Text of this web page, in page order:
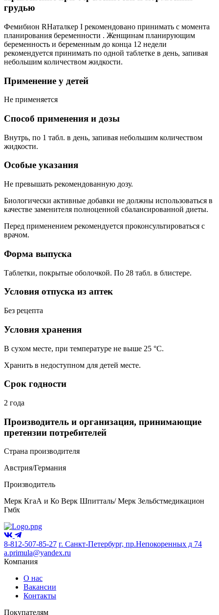
грудью
Фемибион RНаталкер I рекомендовано принимать с момента
планирования беременности . Женщинам планирующим
беременность и беременным до конца 12 недели
рекомендуется принимать по одной таблетке в день, запивая
небольшим количеством жидкости.
Применение у детей
Не применяется
Способ применения и дозы
Внутрь, по 1 табл. в день, запивая небольшим количеством
жидкости.
Особые указания
Не превышать рекомендованную дозу.
Биологически активные добавки не должны использоваться в
качестве заменителя полноценной сбалансированной диеты.
Перед применением рекомендуется проконсультироваться с
врачом.
Форма выпуска
Таблетки, покрытые оболочкой. По 28 табл. в блистере.
Условия отпуска из аптек
Без рецепта
Условия хранения
В сухом месте, при температуре не выше 25 °C.
Хранить в недоступном для детей месте.
Срок годности
2 года
Производитель и организация, принимающие
претензии потребителей
Страна производителя
Австрия/Германия
Производитель
Мерк КгаА и Ко Верк Шпитталь/ Мерк Зельбстмедикацион
Гмбх
8-812-507-85-27 г. Санкт-Петербург, пр.Непокоренных д 74
a.primula@yandex.ru
Компания
О нас
Вакансии
Контакты
Покупателям